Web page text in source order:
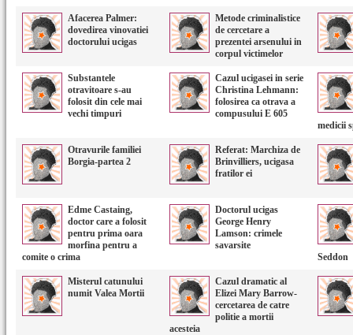
Afacerea Palmer:
dovedirea vinovatiei
doctorului ucigas
Metode criminalistice
de cercetare a
prezentei arsenului in
corpul victimelor
Substantele
otravitoare s-au
folosit din cele mai
vechi timpuri
Cazul ucigasei in serie
Christina Lehmann:
folosirea ca otrava a
compusului E 605
medicii
Otravurile familiei
Borgia-partea 2
Referat: Marchiza de
Brinvilliers, ucigasa
fratilor ei
Edme Castaing,
doctor care a folosit
pentru prima oara
morfina pentru a
comite o crima
Doctorul ucigas
George Henry
Lamson: crimele
savarsite
Seddon
Misterul catunului
numit Valea Mortii
Cazul dramatic al
Elizei Mary Barrow-
cercetarea de catre
politie a mortii
acesteia